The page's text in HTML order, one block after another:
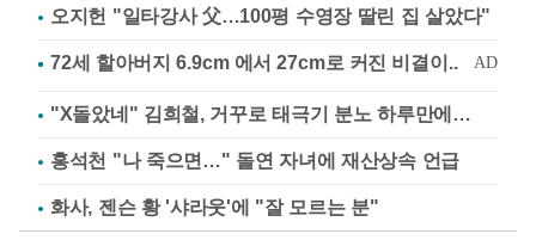
오지헌 "일타강사 父…100평 수영장 딸린 집 살았다"
"X돌았네" 김희철, 거꾸로 태극기 분노 하루만에…
홍석천 "나 죽으면…" 돌연 자녀에 재산상속 언급
화사, 젠슨 황 '샤라웃'에 "잘 모르는 분"